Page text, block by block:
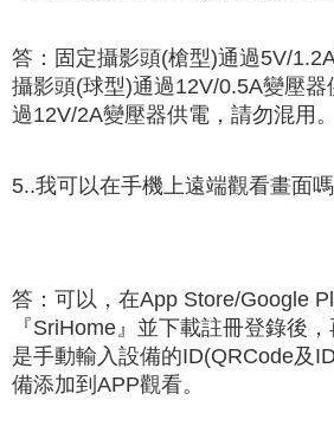
答：固定攝影頭(槍型)通過5V/
攝影頭(球型)通過12V/0.5A變壓器
過12V/2A變壓器供電，請勿混用。
5..我可以在手機上遠端觀看畫面嗎
答：可以，在App Store/Google
『SriHome』並下載註冊登錄後
是手動輸入設備的ID(QRCode及
備添加到APP觀看。